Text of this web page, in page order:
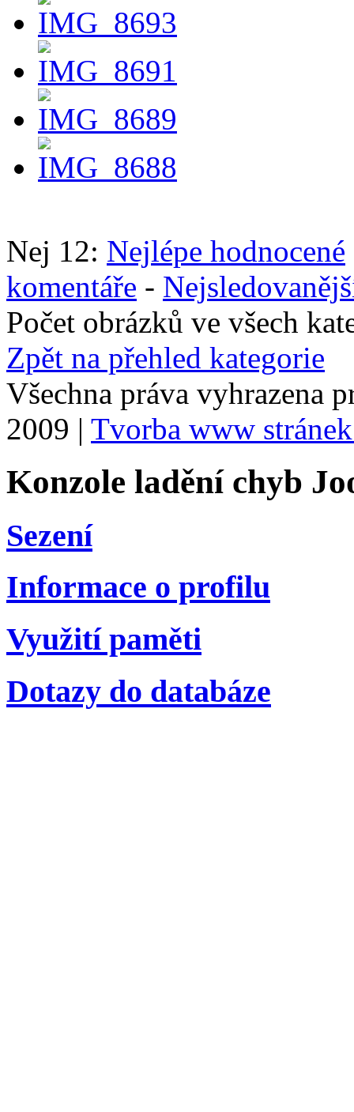
Nej 12: Nejlépe hodnocené
komentáře -
Počet obrázků ve všech
Zpět na přehled kategorie
Všechna práva vyhrazena
2009 | Tvorba www
Konzole ladění chyb
Sezení
Informace o profilu
Využití paměti
Dotazy do databáze